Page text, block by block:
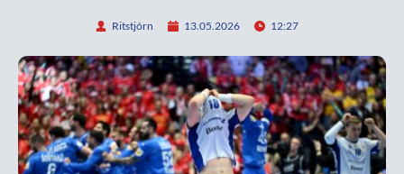
Ritstjórn 13.05.2026 12:27